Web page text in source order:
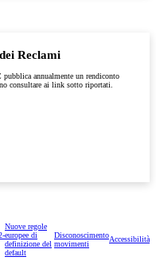
Reclami
annualmente un rendiconto
consultare ai link sotto riportati.
Nuove regole
europee di
definizione del
default
Disconoscimento
movimenti
Accessibilità